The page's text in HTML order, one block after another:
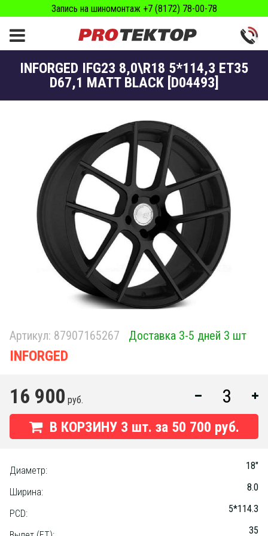
Запись на шиномонтаж +7 (8172) 78-00-78
INFORGED IFG23 8,0\R18 5*114,3 ET35
D67,1 MATT BLACK [D04493]
Артикул: 87907165267 Доставка 3-5 дней 3 шт
INFORGED
16 900 руб.
В КОРЗИНУ 3 шт. за 50 700 руб.
Диаметр: 18"
Ширина: 8.0
PCD: 5*114.3
35